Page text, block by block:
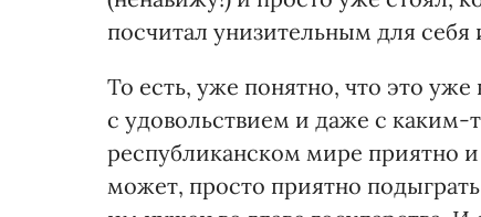
посчитал унизительным для себя
То есть, уже понятно, что это уже
с удовольствием и даже с
республиканском мире приятно
может, просто приятно